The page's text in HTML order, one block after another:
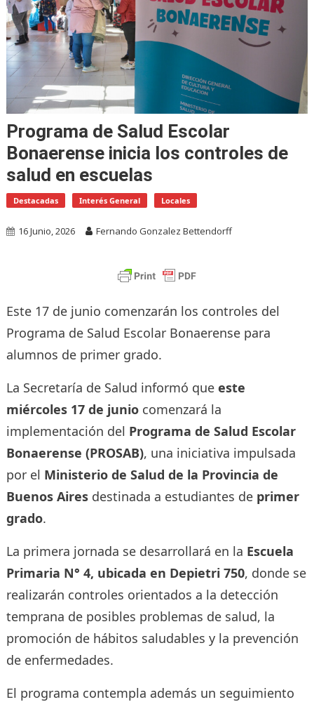
Programa de Salud Escolar
Bonaerense inicia los controles de
salud en escuelas
Destacadas Interés General Locales
16 Junio, 2026 Fernando Gonzalez Bettendorff
Este 17 de junio comenzarán los controles del
Programa de Salud Escolar Bonaerense para
alumnos de primer grado.
La Secretaría de Salud informó que este
miércoles 17 de juniocomenzará la
implementación del Programa de Salud Escolar
Bonaerense (PROSAB), una iniciativa impulsada
por el Ministerio de Salud de la Provincia de
Buenos Airesdestinada a estudiantes de primer
grado.
La primera jornada se desarrollará en la Escuela
Primaria N° 4, ubicada en Depietri 750, donde se
realizarán controles orientados a la detección
temprana de posibles problemas de salud, la
promoción de hábitos saludables y la prevención
de enfermedades.
El programa contempla además un seguimiento